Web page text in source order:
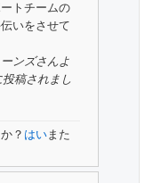
トチームの
いをさせて
ンズさんよ
稿されまし
？ はいまた